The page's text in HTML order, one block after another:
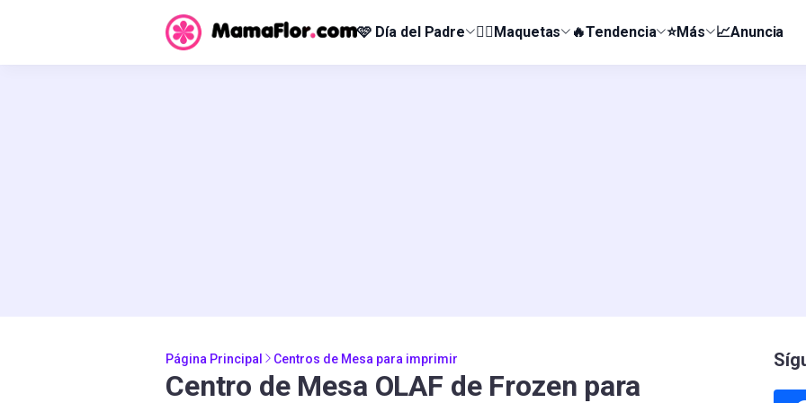
🩷 Día del Padre 👰‍♀️Maquetas 🔥Tendencia ⭐Más 📈Anuncia
Página Principal Centros de Mesa para imprimir
Centro de Mesa OLAF de Frozen para